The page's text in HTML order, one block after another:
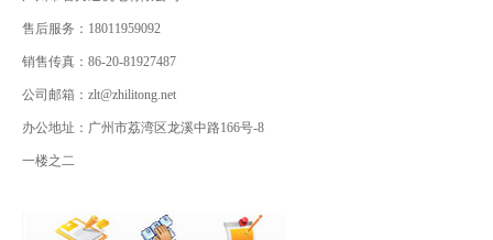
售后服务：18011959092
销售传真：86-20-81927487
公司邮箱：zlt@zhilitong.net
办公地址：广州市荔湾区龙溪中路166号-8
一楼之二